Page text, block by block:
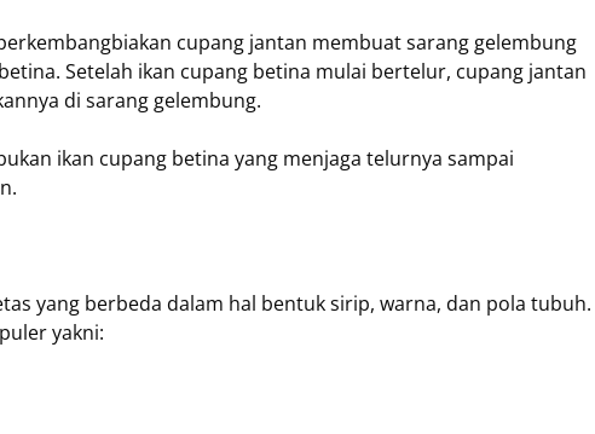
cupang jantan membuat sarang gelembung
Setelah ikan cupang betina mulai bertelur, cupang jantan
di sarang gelembung.
ikan cupang betina yang menjaga telurnya sampai
yang berbeda dalam hal bentuk sirip, warna, dan pola tubuh.
yakni: